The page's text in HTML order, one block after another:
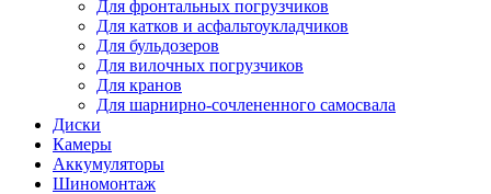
Для фронтальных погрузчиков
Для катков и асфальтоукладчиков
Для бульдозеров
Для вилочных погрузчиков
Для кранов
Для шарнирно-сочлененного самосвала
Диски
Камеры
Аккумуляторы
Шиномонтаж